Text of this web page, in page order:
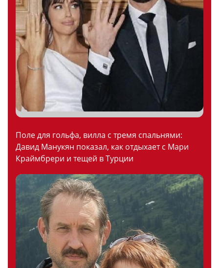
Поле для гольфа, вилла с тремя спальнями:
Давид Манукян показал, как отдыхает с Мари
Краймбрери и тещей в Турции